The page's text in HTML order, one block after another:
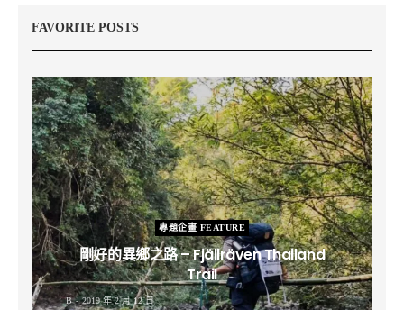
FAVORITE POSTS
專題企畫 FEATURE
剛好的異鄉之路 – Fjällräven Thailand
Trail
B 2019 年 2 月 12 日